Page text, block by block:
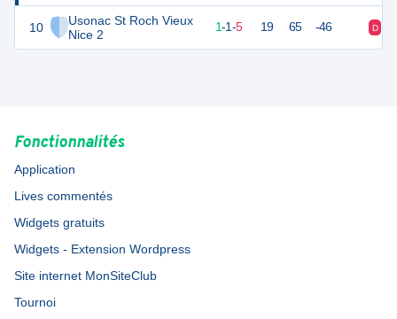
10
Usonac St Roch Vieux
Nice 2
4 8 1-1-5 19 65 -46 D
Fonctionnalités
Application
Lives commentés
Widgets gratuits
Widgets - Extension Wordpress
Site internet MonSiteClub
Tournoi